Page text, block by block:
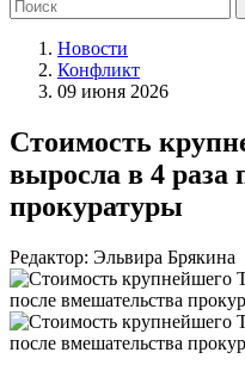
Новости
Конфликт
09 июня 2026
Стоимость
выросла в 4 раза
прокуратуры
Редактор: Эльвира Брякина